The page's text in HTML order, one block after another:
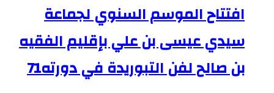
افتتاح الموسم السنوي لجماعة
سيدي عيسى بن علي بإقليم الفقيه
بن صالح لفن التبوريدة في دورته71